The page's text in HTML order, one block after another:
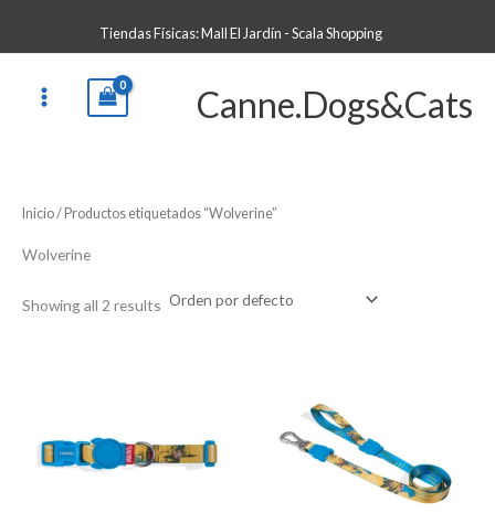
Tiendas Físicas: Mall El Jardín - Scala Shopping
Canne.Dogs&Cats
o
r
Inicio/ Productos etiquetados “Wolverine”
Wolverine
Showing all 2 results